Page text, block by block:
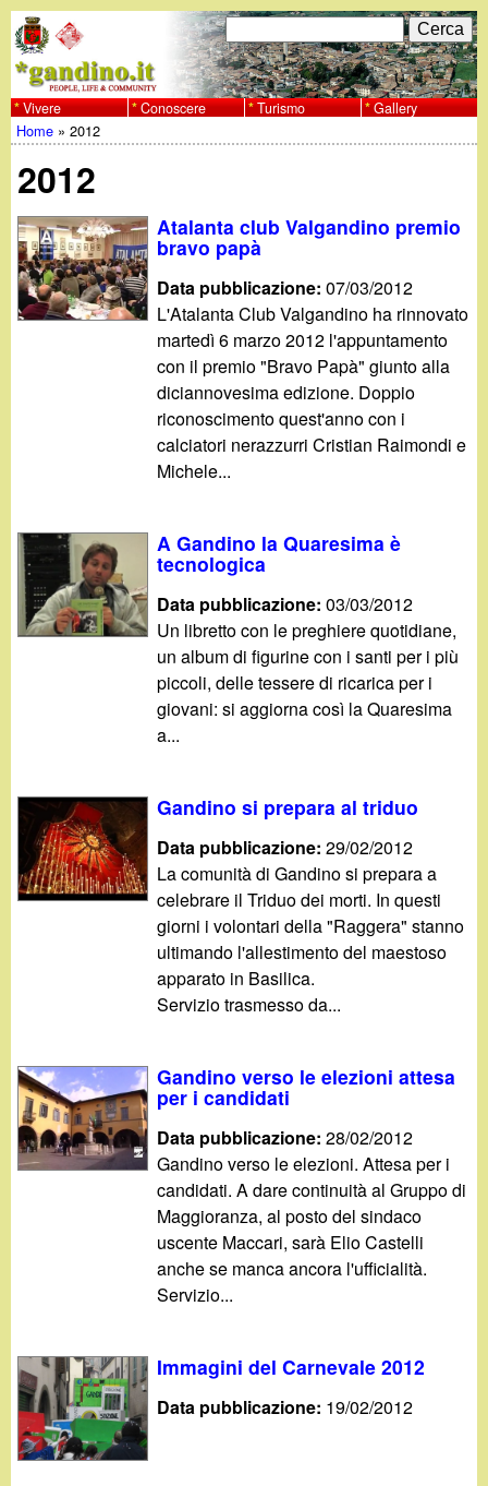
al
contenuto
w
w
w
.
g
i
n
o
t
F
o
r
d
i
r
i
c
e
r
a
C
e
r
c
Vivere Conoscere Turismo Gallery
Tu
sei
qui
Home »2012
2012
Atalanta club Valgandino premio
bravo papà
Data pubblicazione:07/03/2012
L'Atalanta Club Valgandino ha rinnovato
martedì 6 marzo 2012 l'appuntamento
con il premio "Bravo Papà" giunto alla
diciannovesima edizione. Doppio
riconoscimento quest'anno con i
calciatori nerazzurri Cristian Raimondi e
Michele...
A Gandino la Quaresima è
tecnologica
Data pubblicazione:03/03/2012
Un libretto con le preghiere quotidiane,
un album di figurine con i santi per i più
piccoli, delle tessere di ricarica per i
giovani: si aggiorna così la Quaresima
a...
Gandino si prepara al triduo
Data pubblicazione:29/02/2012
La comunità di Gandino si prepara a
celebrare il Triduo dei morti. In questi
giorni i volontari della "Raggera" stanno
ultimando l'allestimento del maestoso
apparato in Basilica.
Servizio trasmesso da...
Gandino verso le elezioni attesa
per i candidati
Data pubblicazione:28/02/2012
Gandino verso le elezioni. Attesa per i
candidati. A dare continuità al Gruppo di
Maggioranza, al posto del sindaco
uscente Maccari, sarà Elio Castelli
anche se manca ancora l'ufficialità.
Servizio...
Immagini del Carnevale 2012
Data pubblicazione: 19/02/2012